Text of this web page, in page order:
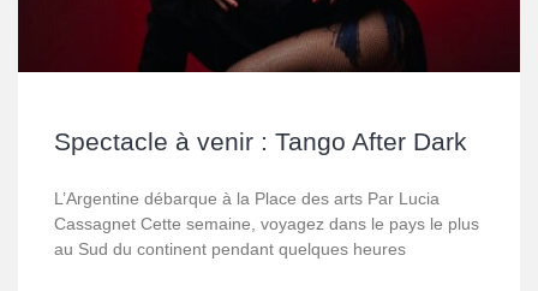
Spectacle à venir : Tango After Dark
L’Argentine débarque à la Place des arts Par Lucia
Cassagnet Cette semaine, voyagez dans le pays le plus
au Sud du continent pendant quelques heures